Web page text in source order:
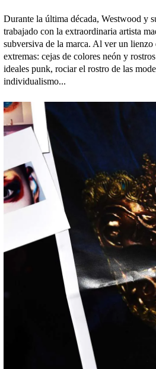
Durante la última década, Westwood y
trabajado con la extraordinaria artista
subversiva de la marca. Al ver un
extremas: cejas de colores neón y
ideales punk, rociar el rostro de las
individualismo...